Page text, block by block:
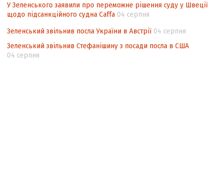
У Зеленського заявили про переможне рішення суду у Швеції
щодо підсанкційного судна Caffa 04 серпня
Зеленський звільнив посла України в Австрії 04 серпня
Зеленський звільнив Стефанішину з посади посла в США
04 серпня